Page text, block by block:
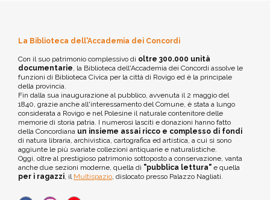
La Biblioteca dell'Accademia dei Concordi
Con il suo patrimonio complessivo di oltre 300.000 unità
documentarie, la Biblioteca dell'Accademia dei Concordi assolve le
funzioni di Biblioteca Civica per la città di Rovigo ed è la principale
della provincia.
Fin dalla sua inaugurazione al pubblico, avvenuta il 2 maggio del
1840, grazie anche all'interessamento del Comune, è stata a lungo
considerata a Rovigo e nel Polesine il naturale contenitore delle
memorie di storia patria. I numerosi lasciti e donazioni hanno fatto
della Concordiana un insieme assai ricco e complesso di fondi
di natura libraria, archivistica, cartografica ed artistica, a cui si sono
aggiunte le più svariate collezioni antiquarie e naturalistiche.
Oggi, oltre al prestigioso patrimonio sottoposto a conservazione, vanta
anche due sezioni moderne, quella di "pubblica lettura" e quella
per i ragazzi, il Multispazio, dislocato presso Palazzo Nagliati.